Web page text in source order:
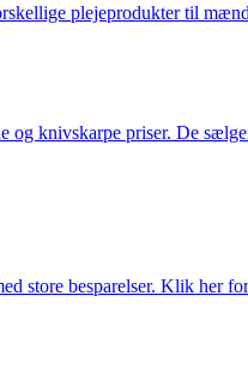
plejeprodukter til
knivskarpe priser. De
store besparelser. Klik her